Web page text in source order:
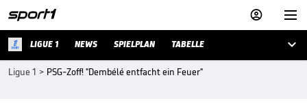


LIGUE 1 NEWS SPIELPLAN TABELLE 
Ligue 1 > PSG-Zoff! "Dembélé entfacht ein Feuer"